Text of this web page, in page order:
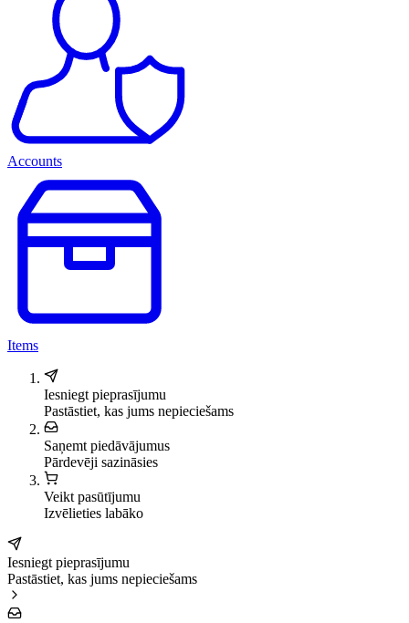
Accounts
Items
Iesniegt pieprasījumu
Pastāstiet, kas jums nepieciešams
Saņemt piedāvājumus
Pārdevēji sazināsies
Veikt pasūtījumu
Izvēlieties labāko
Iesniegt pieprasījumu
Pastāstiet, kas jums nepieciešams